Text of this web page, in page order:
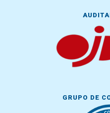
GRUPO DE